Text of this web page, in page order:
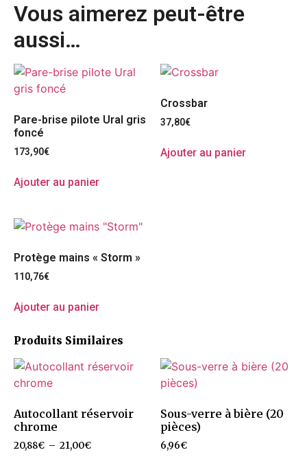
Vous aimerez peut-être
aussi…
Pare-brise pilote Ural gris
foncé
173,90€
Ajouter au panier
Crossbar
37,80€
Ajouter au panier
Protège mains « Storm »
110,76€
Ajouter au panier
Produits Similaires
Autocollant réservoir
chrome
20,88€ – 21,00€
Sous-verre à bière (20
pièces)
6,96€